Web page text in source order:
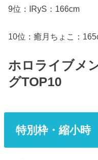
9位：IRyS：166cm
10位：癒月ちょこ：
ホロライブメ
グTOP10
特別枠・縮小時